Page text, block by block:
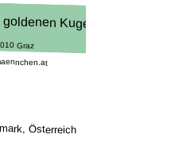
Österreich